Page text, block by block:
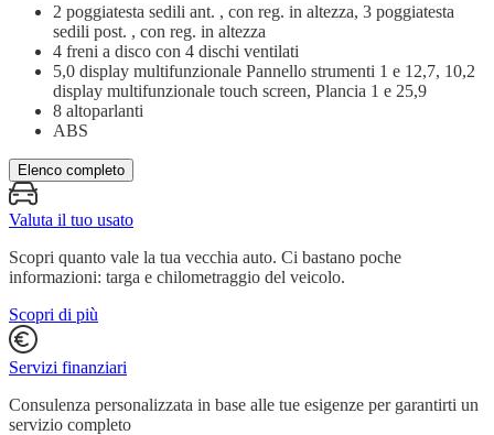
2 poggiatesta sedili ant. , con reg. in altezza, 3 poggiatesta
sedili post. , con reg. in altezza
4 freni a disco con 4 dischi ventilati
5,0 display multifunzionale Pannello strumenti 1 e 12,7, 10,2
display multifunzionale touch screen, Plancia 1 e 25,9
8 altoparlanti
ABS
Elenco completo
Valuta il tuo usato
Scopri quanto vale la tua vecchia auto. Ci bastano poche
informazioni: targa e chilometraggio del veicolo.
Scopri di più
Servizi finanziari
Consulenza personalizzata in base alle tue esigenze per garantirti un
servizio completo